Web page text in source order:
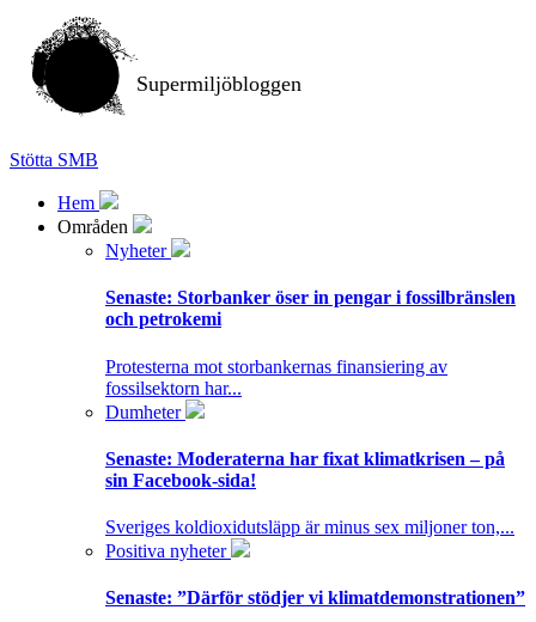
Supermiljöbloggen
Stötta SMB
Hem
Områden
Nyheter
Senaste: Storbanker öser in pengar i fossilbränslen
och petrokemi
Protesterna mot storbankernas finansiering av
fossilsektorn har...
Dumheter
Senaste: Moderaterna har fixat klimatkrisen – på
sin Facebook-sida!
Sveriges koldioxidutsläpp är minus sex miljoner ton,...
Positiva nyheter
Senaste: ”Därför stödjer vi klimatdemonstrationen”